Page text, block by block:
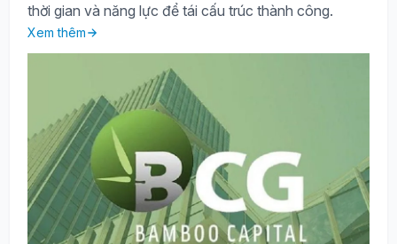
thời gian và năng lực để tái cấu trúc thành công.
Xem thêm